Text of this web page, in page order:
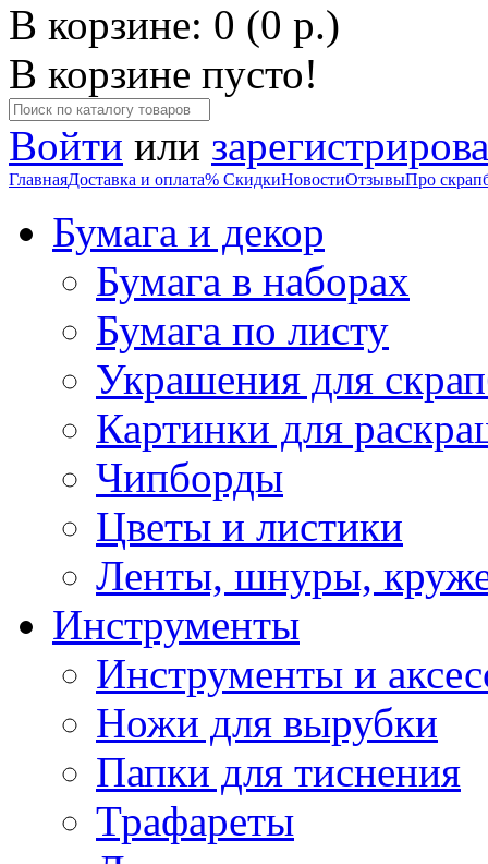
В корзине: 0 (0 р.)
В корзине пусто!
Войти или
ГлавнаяДоставка и оплата% СкидкиНовостиОтзывыПро
Бумага и декор
Бумага в наборах
Бумага по листу
Украшения для
Картинки для
Чипборды
Цветы и листики
Ленты, шнуры,
Инструменты
Инструменты и
Ножи для вырубки
Папки для тиснения
Трафареты